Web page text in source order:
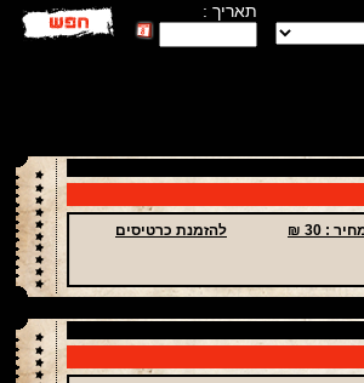
תאריך :
: 30 ₪ להזמנת כרטיסים